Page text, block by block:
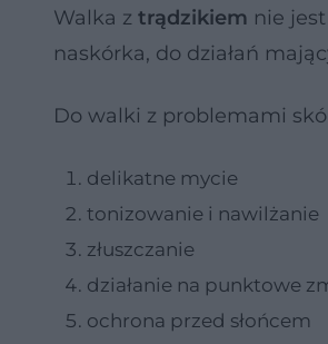
Walka z trądzikiem nie
naskórka, do działań
Do walki z problemami
delikatne mycie
tonizowanie i nawilżanie
złuszczanie
działanie na punktowe
ochrona przed słońcem